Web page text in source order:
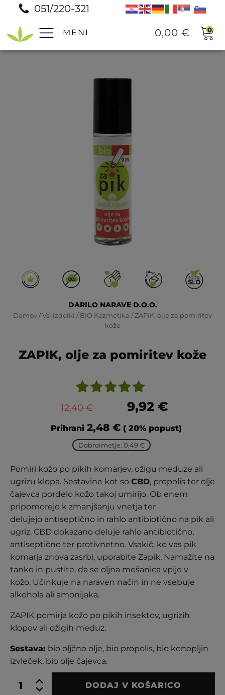
051/220-321
MENI 0,00 € 0
DARILO NARAVE D.O.O.
Domov/Vsi izdelki /BIO Kozmetika / ZAPIK, olje za pomiritev
kože
ZAPIK, olje za pomiritev kože
Ocenjeno
5 na
podlagi
ocene
5
strank
12,40€ 9,92 €
Prihrani 2,48 € ( 20% popust)
Dobroimetje: 0,49 €
Pomiri kožo po pikih komarjev, ožigu meduze ali
ugrizu klopa. Sestavine kot so CBD, propolis ter olje
čajevca pordelo kožo takoj umirijo. Ob enem
pripomorejo k zmanjšanju vnetja ter
delujejo antiseptično in rahlo antibiotično na pik ali
ugriz. CBD dokazano deluje rahlo antibiotično,
antiseptično ter protivnetno. Vsakič, ko vas pik
komarja znova zasrbi, uporabite Zapik. Namažite na
tanko in pustite, da se oljna mešanica vpije v
kožo. Učinkuje na naraven način in ne vsebuje
alkohola ali amonijaka.
ZAPIK pomirja kožo po pikih insektov, ugrizih
klopov ali ožigih meduz.
Sestava: bio oljčno olje, bio propolis, bio konopljin
izvleček, bio olje čajevca.
ZAPIK,
olje
DODAJ V KOŠARICO